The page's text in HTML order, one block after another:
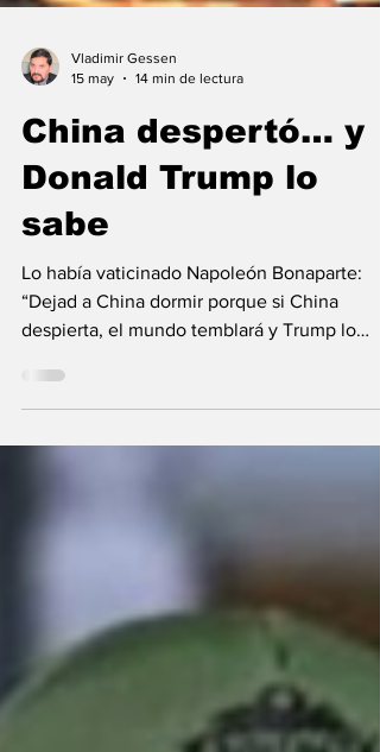
15 may
14 min de lectura
China despertó… y
Donald Trump lo
sabe
Lo había vaticinado Napoleón Bonaparte:
“Dejad a China dormir porque si China
despierta, el mundo temblará y Trump lo